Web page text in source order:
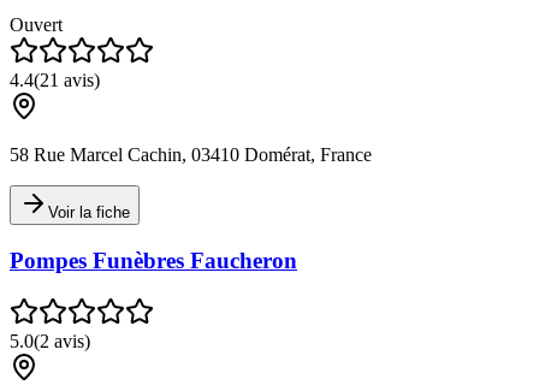
Ouvert
4.4(21 avis)
58 Rue Marcel Cachin, 03410 Domérat, France
Voir la fiche
Pompes Funèbres Faucheron
5.0(2 avis)